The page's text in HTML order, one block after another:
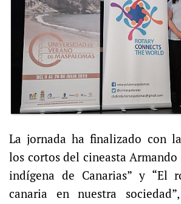
La jornada ha finalizado con
los cortos del cineasta Armando
indígena de Canarias” y “El
canaria en nuestra